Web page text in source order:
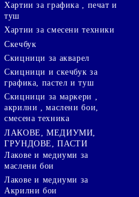
Хартии за графика , печат и
туш
Хартии за смесени техники
Скечбук
Скицници за акварел
Скицници и скечбук за
графика, пастел и туш
Скицници за маркери ,
акрилни , маслени бои,
смесена техника
ЛАКОВЕ, МЕДИУМИ,
ГРУНДОВЕ, ПАСТИ
Лакове и медиуми за
маслени бои
Лакове и медиуми за
Акрилни бои